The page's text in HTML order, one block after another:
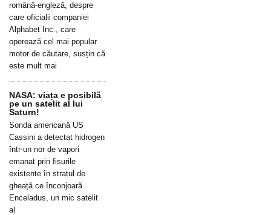
română-engleză, despre
care oficialii companiei
Alphabet Inc., care
operează cel mai popular
motor de căutare, susțin că
este mult mai
NASA: viața e posibilă
pe un satelit al lui
Saturn!
Sonda americană US
Cassini a detectat hidrogen
într-un nor de vapori
emanat prin fisurile
existente în stratul de
gheață ce înconjoară
Enceladus, un mic satelit
al